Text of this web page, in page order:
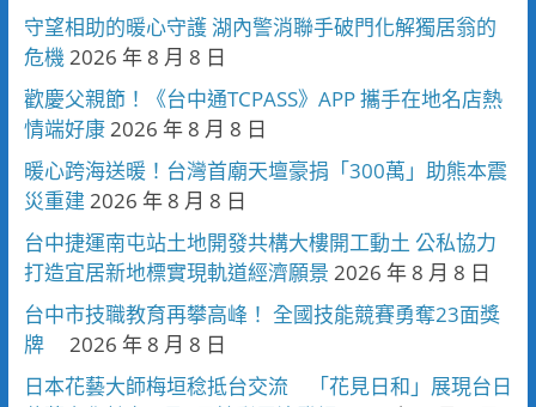
守望相助的暖心守護 湖內警消聯手破門化解獨居翁的
危機 2026 年 8 月 8 日
歡慶父親節！《台中通TCPASS》APP 攜手在地名店熱
情端好康 2026 年 8 月 8 日
暖心跨海送暖！台灣首廟天壇豪捐「300萬」助熊本震
災重建 2026 年 8 月 8 日
台中捷運南屯站土地開發共構大樓開工動土 公私協力
打造宜居新地標實現軌道經濟願景 2026 年 8 月 8 日
台中市技職教育再攀高峰！ 全國技能競賽勇奪23面獎
牌
2026 年 8 月 8 日
日本花藝大師梅垣稔抵台交流 「花見日和」展現台日